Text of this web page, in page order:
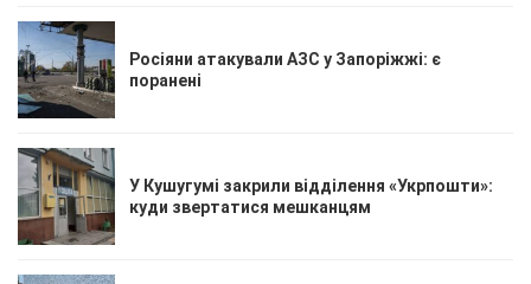
Росіяни атакували АЗС у Запоріжжі: є
поранені
У Кушугумі закрили відділення «Укрпошти»:
куди звертатися мешканцям